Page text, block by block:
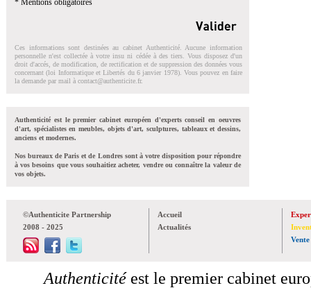
* Mentions obligatoires
Ces informations sont destinées au cabinet Authenticité. Aucune information
personnelle n'est collectée à votre insu ni cédée à des tiers. Vous disposez d'un
droit d'accés, de modification, de rectification et de suppression des données vous
concernant (loi Informatique et Libertés du 6 janvier 1978). Vous pouvez en faire
la demande par mail à contact@authenticite.fr.
Authenticité est le premier cabinet européen d'experts conseil en oeuvres
d'art, spécialistes en meubles, objets d'art, sculptures, tableaux et dessins,
anciens et modernes.
Nos bureaux de Paris et de Londres sont à votre disposition pour répondre
à vos besoins que vous souhaitiez acheter, vendre ou connaître la valeur de
vos objets.
©Authenticite Partnership
2008 - 2025
Accueil
Actualités
Vente
Authenticitéest le premier cabinet